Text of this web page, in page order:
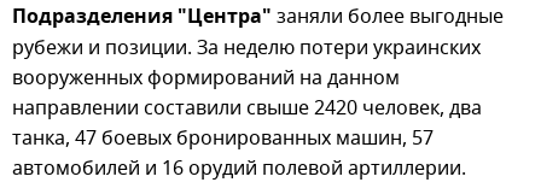
Подразделения "Центра" заняли более выгодные
рубежи и позиции. За неделю потери украинских
вооруженных формирований на данном
направлении составили свыше 2420 человек, два
танка, 47 боевых бронированных машин, 57
автомобилей и 16 орудий полевой артиллерии.